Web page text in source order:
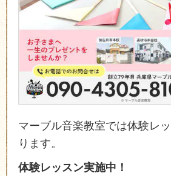
マーブル音楽教室では体験レ
ります。
体験レッスン実施中！